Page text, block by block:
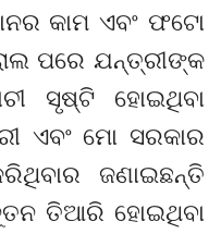
କାମ ଏବଂ ଫଟୋ
ପରେ ଯନ୍ତ୍ରୀଙ୍କ
ସୃଷ୍ଟି ହୋଇଥିବା
ଏବଂ ମୋ ସରକାର
ଜଣାଇଛନ୍ତି
ତିଆରି ହୋଇଥିବା